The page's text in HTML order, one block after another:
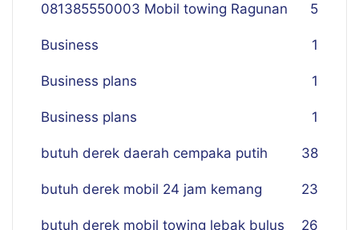
081385550003 Mobil towing Ragunan 5
Business 1
Business plans 1
Business plans 1
butuh derek daerah cempaka putih 38
butuh derek mobil 24 jam kemang 23
butuh derek mobil towing lebak bulus 26